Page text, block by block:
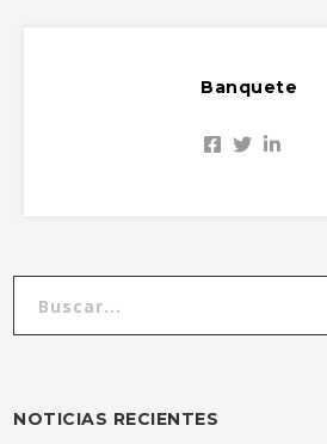
Banquete
NOTICIAS RECIENTES